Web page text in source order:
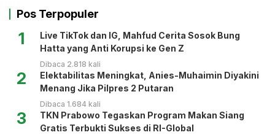
Pos Terpopuler
1
Live TikTok dan IG, Mahfud Cerita Sosok Bung
Hatta yang Anti Korupsi ke Gen Z
Dibaca 2.818 kali
2
Elektabilitas Meningkat, Anies-Muhaimin Diyakini
Menang Jika Pilpres 2 Putaran
Dibaca 1.684 kali
3
TKN Prabowo Tegaskan Program Makan Siang
Gratis Terbukti Sukses di RI-Global